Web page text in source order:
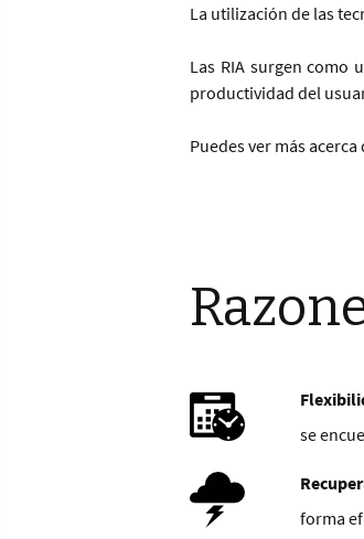
La utilización de las
Las RIA surgen como
productividad del
Puedes ver más
se
forma